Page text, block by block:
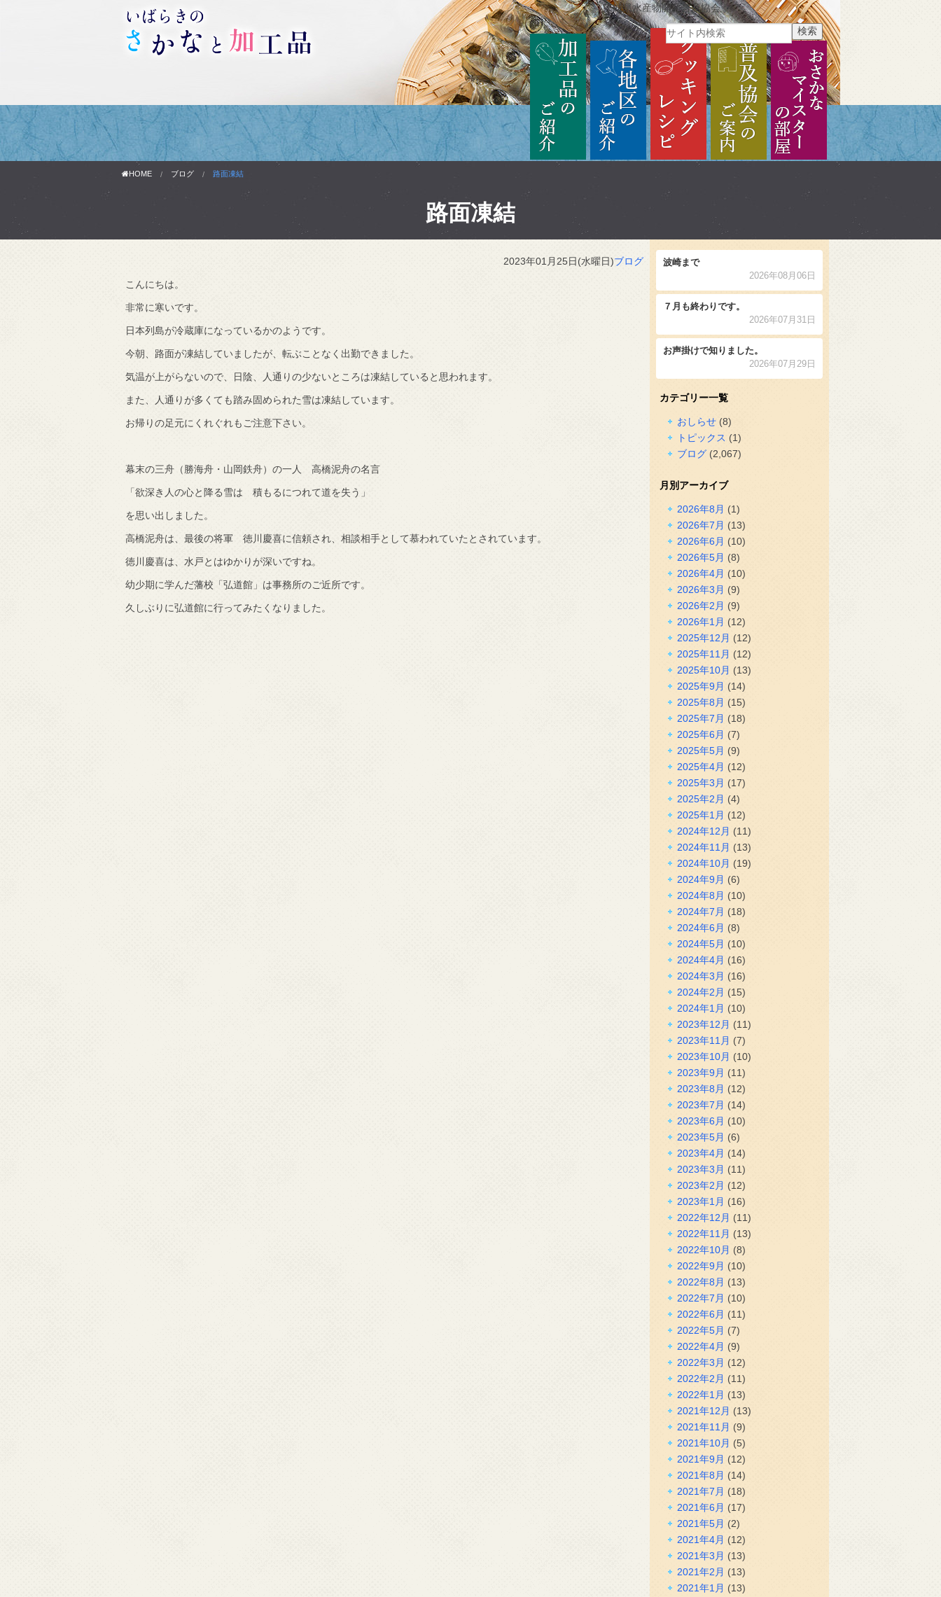
茨城県水産物開発普及協会
おさかなマイスターの部
普及協会のご案内
クッキングレシピ
各地区のご紹介
加工品のご紹介
HOME ブログ 路面凍結
路面凍結
2023年01月25日(水曜日)ブログ
こんにちは。
非常に寒いです。
日本列島が冷蔵庫になっているかのようです。
今朝、路面が凍結していましたが、転ぶことなく出勤できました。
気温が上がらないので、日陰、人通りの少ないところは凍結していると思われます。
また、人通りが多くても踏み固められた雪は凍結しています。
お帰りの足元にくれぐれもご注意下さい。
幕末の三舟（ 勝海舟・山岡鉄舟） の一人 高橋泥舟の名言
「欲深き人の心と降る雪は 積もるにつれて道を失う」
を思い出しました。
高橋泥舟は、最後の将軍 徳川慶喜に信頼され、相談相手として慕われていたとされています。
徳川慶喜は、水戸とはゆかりが深いですね。
幼少期に学んだ藩校「弘道館」は事務所のご近所です。
久しぶりに弘道館に行ってみたくなりました。
波崎まで
2026年08月06日
７月も終わりです。
2026年07月31日
お声掛けで知りました。
2026年07月29日
カテゴリー一覧
おしらせ(8)
トピックス (1)
ブログ(2,067)
月別アーカイブ
2026年8月 (1)
2026年7月 (13)
2026年6月 (10)
2026年5月 (8)
2026年4月 (10)
2026年3月 (9)
2026年2月 (9)
2026年1月 (12)
2025年12月 (12)
2025年11月 (12)
2025年10月 (13)
2025年9月 (14)
2025年8月 (15)
2025年7月 (18)
2025年6月 (7)
2025年5月 (9)
2025年4月 (12)
2025年3月 (17)
2025年2月 (4)
2025年1月 (12)
2024年12月 (11)
2024年11月 (13)
2024年10月 (19)
2024年9月 (6)
2024年8月 (10)
2024年7月 (18)
2024年6月 (8)
2024年5月 (10)
2024年4月 (16)
2024年3月 (16)
2024年2月 (15)
2024年1月 (10)
2023年12月 (11)
2023年11月 (7)
2023年10月 (10)
2023年9月 (11)
2023年8月 (12)
2023年7月 (14)
2023年6月 (10)
2023年5月 (6)
2023年4月 (14)
2023年3月 (11)
2023年2月 (12)
2023年1月 (16)
2022年12月 (11)
2022年11月 (13)
2022年10月 (8)
2022年9月 (10)
2022年8月 (13)
2022年7月 (10)
2022年6月 (11)
2022年5月 (7)
2022年4月 (9)
2022年3月 (12)
2022年2月 (11)
2022年1月 (13)
2021年12月 (13)
2021年11月 (9)
2021年10月 (5)
2021年9月 (12)
2021年8月 (14)
2021年7月 (18)
2021年6月 (17)
2021年5月 (2)
2021年4月 (12)
2021年3月 (13)
2021年2月 (13)
2021年1月 (13)